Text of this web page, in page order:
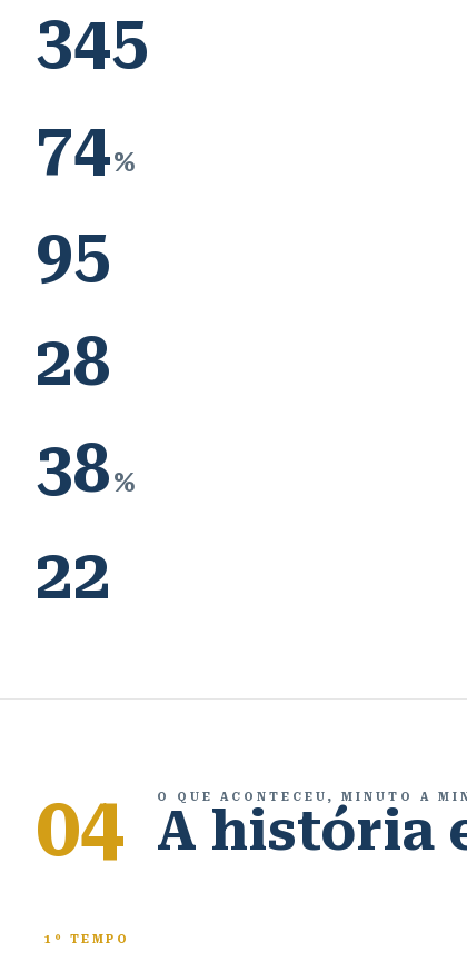
345
74%
95
28
38%
22
04 O QUE ACONTECEU, MINUTO A
A história
1º TEMPO